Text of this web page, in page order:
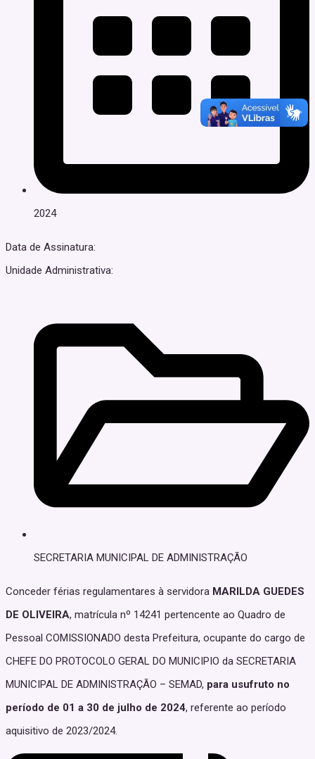
2024
Data de Assinatura:
Unidade Administrativa:
SECRETARIA MUNICIPAL DE ADMINISTRAÇÃO
Conceder férias regulamentares à servidora MARILDA GUEDES
DE OLIVEIRA, matrícula nº 14241 pertencente ao Quadro de
Pessoal COMISSIONADO desta Prefeitura, ocupante do cargo de
CHEFE DO PROTOCOLO GERAL DO MUNICIPIO da SECRETARIA
MUNICIPAL DE ADMINISTRAÇÃO – SEMAD, para usufruto no
período de 01 a 30 de julho de 2024, referente ao período
aquisitivo de 2023/2024.